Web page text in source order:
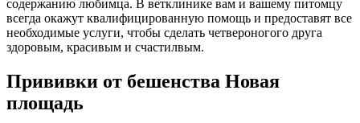
содержанию любимца. В ветклинике вам и вашему питомцу
всегда окажут квалифицированную помощь и предоставят все
необходимые услуги, чтобы сделать четвероногого друга
здоровым, красивым и счастилвым.
Прививки от бешенства Новая
площадь